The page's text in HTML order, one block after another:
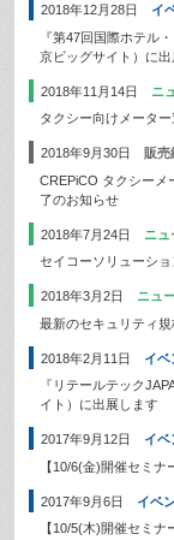
2018年12月28日
イ
『第47回国際ホテル
京ビッグサイト）に
2018年11月14日
ニ
タクシー向けメータ
2018年9月30日
販売
CREPiCO タクシーメ
了のお知らせ
2018年7月24日
ニュ
セイコーソリューシ
2018年3月2日
ニュ
最新のセキュリティ
2018年2月11日
イベ
『リテールテック
イト）に出展します
2017年9月12日
イベ
【10/6(金)開催セミ
2017年9月6日
イベ
【10/5(木)開催セミ